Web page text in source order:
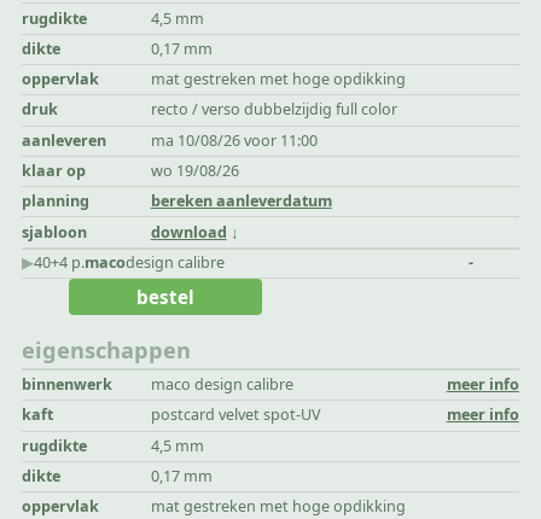
rugdikte
4,5 mm
dikte
0,17 mm
oppervlak
mat gestreken met hoge opdikking
druk
recto / verso dubbelzijdig full color
aanleveren
ma 10/08/26 voor 11:00
klaar op
wo 19/08/26
planning
bereken aanleverdatum
sjabloon
download
▶︎40+4 p.macodesign calibre -
eigenschappen
binnenwerk maco design calibre
meer info
kaft
postcard velvet spot-UV
meer info
rugdikte
4,5 mm
dikte
0,17 mm
oppervlak
mat gestreken met hoge opdikking
bestel